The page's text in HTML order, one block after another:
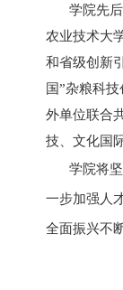
学院先
农业技术大
和省级创新
国”杂粮科
外单位联合
技、文化国
学院将
一步加强人
全面振兴不